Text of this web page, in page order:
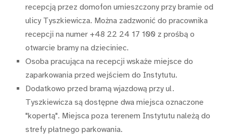
recepcją przez domofon umieszczony przy bramie od
ulicy Tyszkiewicza. Można zadzwonić do pracownika
recepcji na numer +48 22 24 17 100 z prośbą o
otwarcie bramy na dzieciniec.
Osoba pracująca na recepcji wskaże miejsce do
zaparkowania przed wejściem do Instytutu.
Dodatkowo przed bramą wjazdową przy ul.
Tyszkiewicza są dostępne dwa miejsca oznaczone
"kopertą". Miejsca poza terenem Instytutu należą do
strefy płatnego parkowania.